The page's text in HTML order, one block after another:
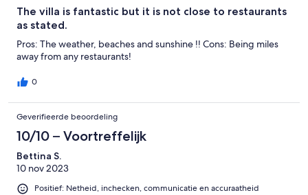
The villa is fantastic but it is not close to restaurants
as stated.
Pros: The weather, beaches and sunshine !! Cons: Being miles
away from any restaurants!
0
Geverifieerde beoordeling
10/10 – Voortreffelijk
Bettina S.
10 nov 2023
Positief: Netheid, inchecken, communicatie en accuraatheid